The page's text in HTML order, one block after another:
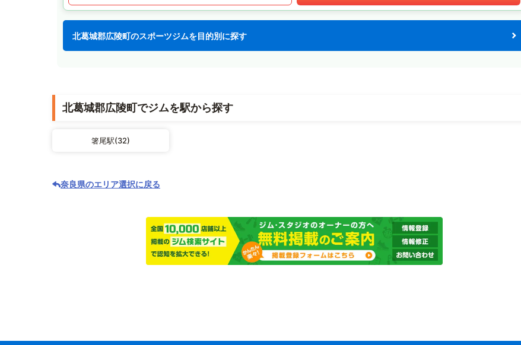
北葛城郡広陵町のスポーツジムを目的別に探す
北葛城郡広陵町でジムを駅から探す
箸尾駅(32)
奈良県のエリア選択に戻る